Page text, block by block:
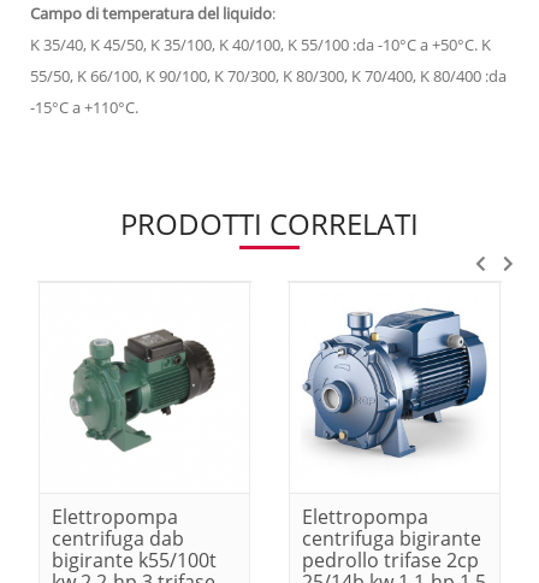
Campo di temperatura del liquido:
K 35/40, K 45/50, K 35/100, K 40/100, K 55/100 :da -10°C a +50°C. K
55/50, K 66/100, K 90/100, K 70/300, K 80/300, K 70/400, K 80/400 :da
-15°C a +110°C.
PRODOTTI CORRELATI
Elettropompa
centrifuga dab
bigirante k55/100t
Elettropompa
centrifuga bigirante
pedrollo trifase 2cp